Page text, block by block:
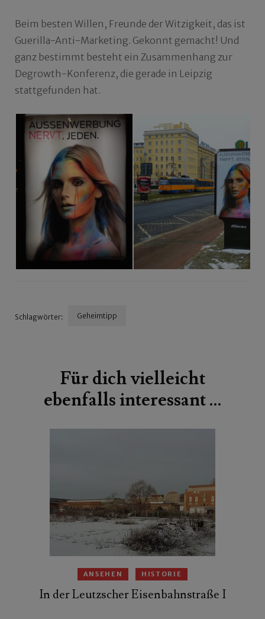
Beim besten Willen, Freunde der Witzigkeit, das ist
Guerilla-Anti-Marketing. Gekonnt gemacht! Und
ganz bestimmt besteht ein Zusammenhang zur
Degrowth-Konferenz, die gerade in Leipzig
stattgefunden hat.
Schlagwörter: Geheimtipp
Für dich vielleicht
ebenfalls interessant …
ANSEHEN HISTORIE
In der Leutzscher Eisenbahnstraße I